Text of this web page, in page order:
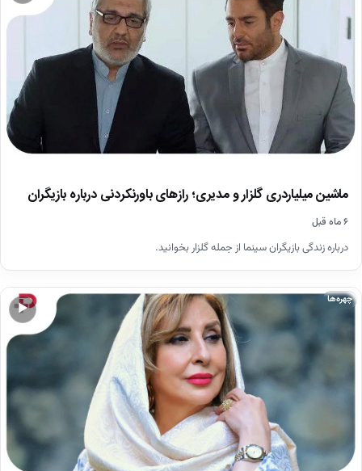
ماشین میلیاردری گلزار و مدیری؛ رازهای باورنکردنی درباره بازیگران
۶ ماه قبل
درباره زندگی بازیگران سینما از جمله گلزار بخوانید.
▶
چهره‌ها